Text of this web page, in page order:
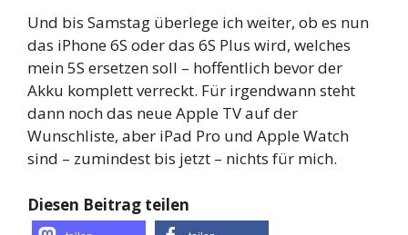
Und bis Samstag überlege ich weiter, ob es nun
das iPhone 6S oder das 6S Plus wird, welches
mein 5S ersetzen soll – hoffentlich bevor der
Akku komplett verreckt. Für irgendwann steht
dann noch das neue Apple TV auf der
Wunschliste, aber iPad Pro und Apple Watch
sind – zumindest bis jetzt – nichts für mich.
Diesen Beitrag teilen